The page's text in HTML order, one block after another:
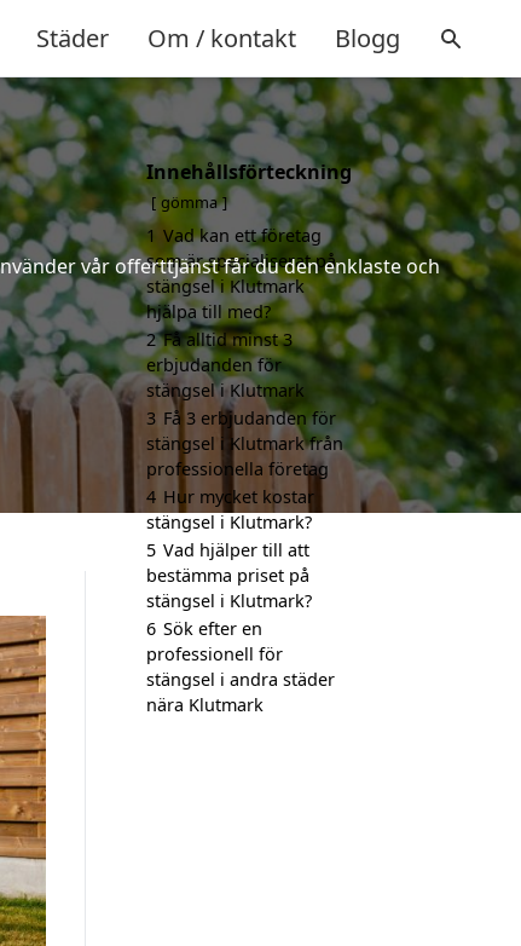
Städer Om / kontakt Blogg
vår offerttjänst får du den enklaste och
Innehållsförteckning
gömma
1 Vad kan ett företag
som är specialiserat på
stängsel i Klutmark
hjälpa till med?
2 Få alltid minst 3
erbjudanden för
stängsel i Klutmark
3 Få 3 erbjudanden för
stängsel i Klutmark från
professionella företag
4 Hur mycket kostar
stängsel i Klutmark?
5 Vad hjälper till att
bestämma priset på
stängsel i Klutmark?
6 Sök efter en
professionell för
stängsel i andra städer
nära Klutmark